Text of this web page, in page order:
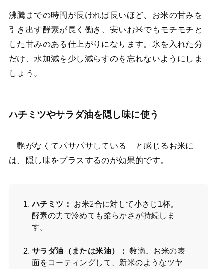
沸騰までの時間が長ければ長いほど、お米の甘みを
引き出す酵素が長く働き、安いお米でもモチモチと
した甘みのある仕上がりになります。氷を入れた分
だけ、水加減を少し減らすのを忘れないようにしま
しょう。
ハチミツやサラダ油を隠し味に使う
「艶がなくてパサパサしている」と感じるお米に
は、隠し味をプラスするのが効果的です。
ハチミツ：
お米2合に対して小さじ1杯。
酵素の力で冷めても柔らかさが持続しま
す。
サラダ油（または米油）：
数滴。お米の表
面をコーティングして、新米のようなツヤ